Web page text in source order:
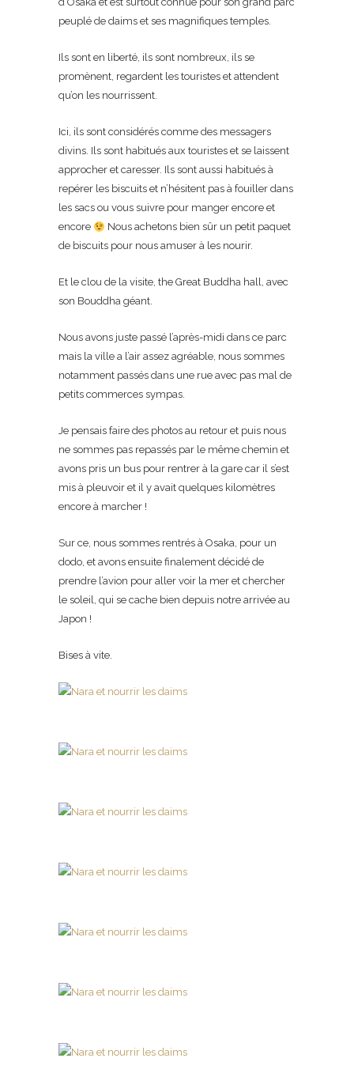
peuplé de daims et ses magnifiques temples.
Ils sont en liberté, ils sont nombreux, ils se
promènent, regardent les touristes et attendent
qu’on les nourrissent.
Ici, ils sont considérés comme des messagers
divins. Ils sont habitués aux touristes et se laissent
approcher et caresser. Ils sont aussi habitués à
repérer les biscuits et n’hésitent pas à fouiller dans
les sacs ou vous suivre pour manger encore et
encore
Nous achetons bien sûr un petit paquet
de biscuits pour nous amuser à les nourir.
Et le clou de la visite, the Great Buddha hall, avec
son Bouddha géant.
Nous avons juste passé l’après-midi dans ce parc
mais la ville a l’air assez agréable, nous sommes
notamment passés dans une rue avec pas mal de
petits commerces sympas.
Je pensais faire des photos au retour et puis nous
ne sommes pas repassés par le même chemin et
avons pris un bus pour rentrer à la gare car il s’est
mis à pleuvoir et il y avait quelques kilomètres
encore à marcher !
Sur ce, nous sommes rentrés à Osaka, pour un
dodo, et avons ensuite finalement décidé de
prendre l’avion pour aller voir la mer et chercher
le soleil, qui se cache bien depuis notre arrivée au
Japon !
Bises à vite.